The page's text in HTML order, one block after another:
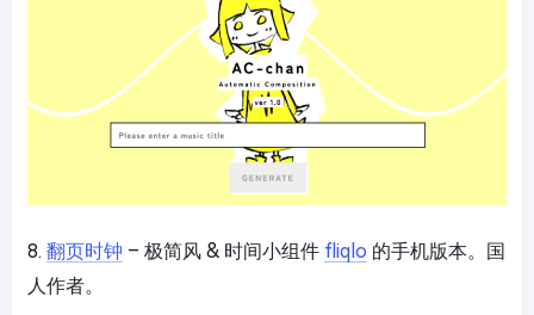
8. 翻页时钟 – 极简风 & 时间小组件 fliqlo 的手机版本。国
人作者。